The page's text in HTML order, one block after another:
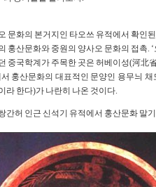
문화의 본거지인 타오쓰 유적에서 확인
훙산문화와 중원의 양사오 문화의 접촉.
중국학계가 주목한 곳은 허베이성(河北
훙산문화의 대표적인 문양인 용무늬
라 한다)가 나란히 나온 것이다.
간허 인근 신석기 유적에서 훙산문화 말